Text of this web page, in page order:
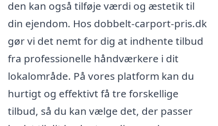
den kan også tilføje værdi og æstetik til
din ejendom. Hos dobbelt-carport-pris.dk
gør vi det nemt for dig at indhente tilbud
fra professionelle håndværkere i dit
lokalområde. På vores platform kan du
hurtigt og effektivt få tre forskellige
tilbud, så du kan vælge det, der passer